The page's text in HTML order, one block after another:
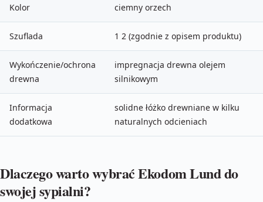
Kolor ciemny orzech
Szuflada 1 2 (zgodnie z opisem produktu)
Wykończenie/ochrona
drewna
impregnacja drewna olejem
silnikowym
Informacja
dodatkowa
solidne łóżko drewniane w kilku
naturalnych odcieniach
Dlaczego warto wybrać Ekodom Lund do
swojej sypialni?